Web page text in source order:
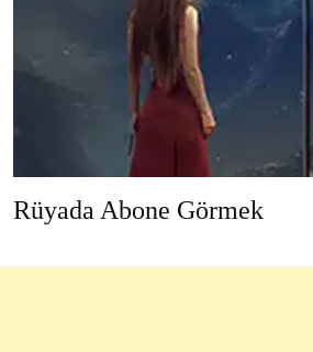
Rüyada Abone Görmek